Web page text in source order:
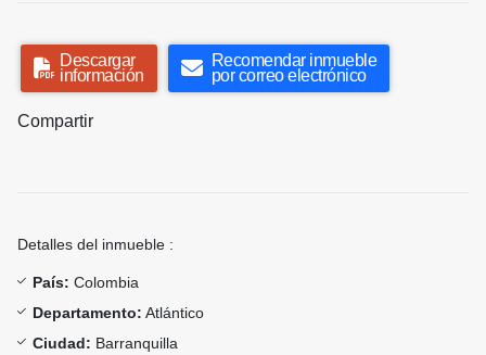
Descargar
información
Recomendar inmueble
por correo electrónico
Compartir
Detalles del inmueble :
País: Colombia
Departamento: Atlántico
Ciudad: Barranquilla